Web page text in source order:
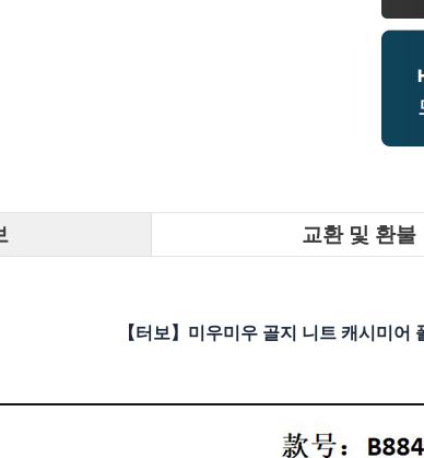
교환 및 환불
【터보】미우미우 골지 니트 캐시미어